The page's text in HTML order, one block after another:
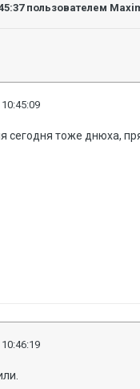
пользователем
сегодня тоже днюха,